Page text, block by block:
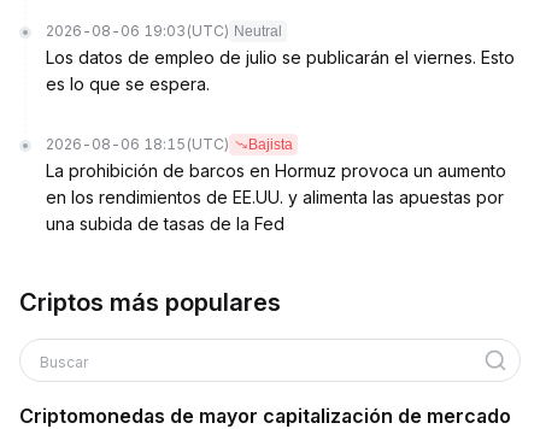
2026-08-06 19:03 (UTC) Neutral
Los datos de empleo de julio se publicarán el viernes. Esto
es lo que se espera.
2026-08-06 18:15 (UTC) Bajista
La prohibición de barcos en Hormuz provoca un aumento
en los rendimientos de EE.UU. y alimenta las apuestas por
una subida de tasas de la Fed
Criptos más populares
Buscar
Criptomonedas de mayor capitalización de mercado